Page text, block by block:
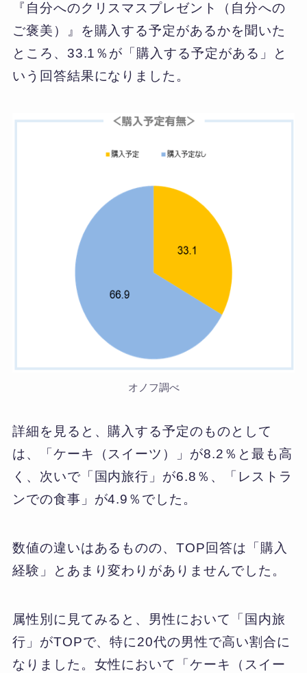
『自分へのクリスマスプレゼント（自分への
ご褒美）』を購入する予定があるかを聞いた
ところ、33.1％が「購入する予定がある」と
いう回答結果になりました。
オノフ調べ
詳細を見ると、購入する予定のものとして
は、「ケーキ（スイーツ）」が8.2％と最も高
く、次いで「国内旅行」が6.8％、「レストラ
ンでの食事」が4.9％でした。
数値の違いはあるものの、TOP回答は「購入
経験」とあまり変わりがありませんでした。
属性別に見てみると、男性において「国内旅
行」がTOPで、特に20代の男性で高い割合に
なりました。女性において「ケーキ（スイー